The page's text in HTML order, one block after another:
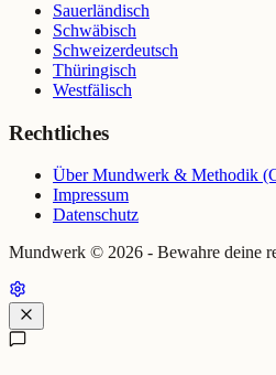
Sauerländisch
Schwäbisch
Schweizerdeutsch
Thüringisch
Westfälisch
Rechtliches
Über Mundwerk & Methodik
Impressum
Datenschutz
Mundwerk © 2026 - Bewahre deine